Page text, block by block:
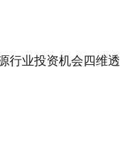
行业投资机会四维透